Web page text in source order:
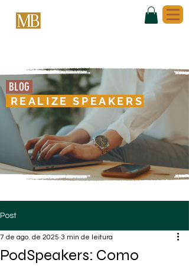
BLOG
REALIZE SPEAKERS
Post
PodSpeakers: Como
7 de ago. de 2025 3 min de leitura